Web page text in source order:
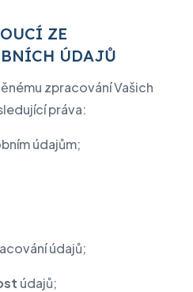
ZE
ÚDAJŮ
zpracování Vašich
práva:
údajům;
údajů;
údajů;